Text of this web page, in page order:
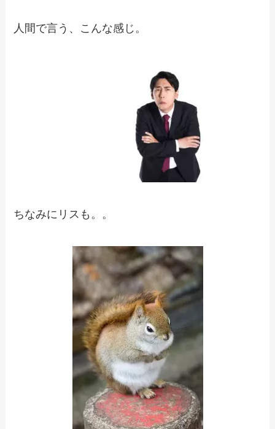
人間で言う、こんな感じ。
ちなみにリスも。。